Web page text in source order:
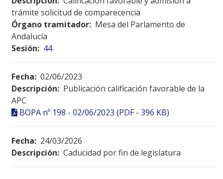
trámite solicitud de comparecencia
Órgano tramitador: Mesa del Parlamento de
Andalucía
Sesión: 44
Fecha: 02/06/2023
Descripción: Publicación calificación favorable de la
APC
BOPA nº 198 - 02/06/2023 (PDF - 396 KB)
Fecha: 24/03/2026
Descripción: Caducidad por fin de legislatura